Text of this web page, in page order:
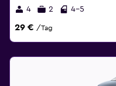
4 2 4-5
29 € /Tag